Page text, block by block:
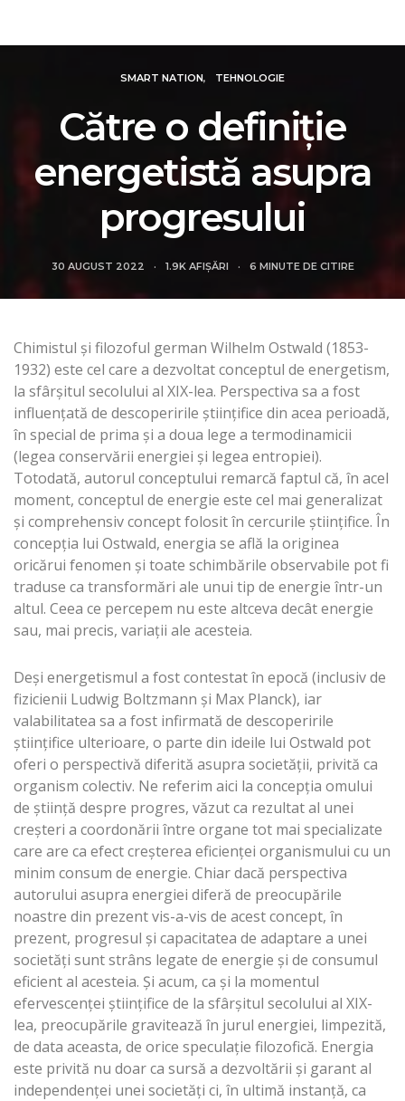
SMART NATION TEHNOLOGIE
Către o definiție
energetistă asupra
progresului
30 AUGUST 2022 1.9K AFIȘĂRI 6 MINUTE DE CITIRE
Chimistul și filozoful german Wilhelm Ostwald (1853-
1932) este cel care a dezvoltat conceptul de energetism,
la sfârșitul secolului al XIX-lea. Perspectiva sa a fost
influențată de descoperirile științifice din acea perioadă,
în special de prima și a doua lege a termodinamicii
(legea conservării energiei și legea entropiei).
Totodată, autorul conceptului remarcă faptul că, în acel
moment, conceptul de energie este cel mai generalizat
și comprehensiv concept folosit în cercurile științifice. În
concepția lui Ostwald, energia se află la originea
oricărui fenomen și toate schimbările observabile pot fi
traduse ca transformări ale unui tip de energie într-un
altul. Ceea ce percepem nu este altceva decât energie
sau, mai precis, variații ale acesteia.
Deși energetismul a fost contestat în epocă (inclusiv de
fizicienii Ludwig Boltzmann și Max Planck), iar
valabilitatea sa a fost infirmată de descoperirile
științifice ulterioare, o parte din ideile lui Ostwald pot
oferi o perspectivă diferită asupra societății, privită ca
organism colectiv. Ne referim aici la concepția omului
de știință despre progres, văzut ca rezultat al unei
creșteri a coordonării între organe tot mai specializate
care are ca efect creșterea eficienței organismului cu un
minim consum de energie. Chiar dacă perspectiva
autorului asupra energiei diferă de preocupările
noastre din prezent vis-a-vis de acest concept, în
prezent, progresul și capacitatea de adaptare a unei
societăți sunt strâns legate de energie și de consumul
eficient al acesteia. Și acum, ca și la momentul
efervescenței științifice de la sfârșitul secolului al XIX-
lea, preocupările gravitează în jurul energiei, limpezită,
de data aceasta, de orice speculație filozofică. Energia
este privită nu doar ca sursă a dezvoltării și garant al
independenței unei societăți ci, în ultimă instanță, ca